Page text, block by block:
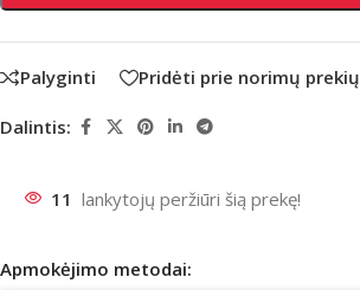
Palyginti Pridėti prie norimų prekių
Dalintis:
11 lankytojų peržiūri šią prekę!
Apmokėjimo metodai: